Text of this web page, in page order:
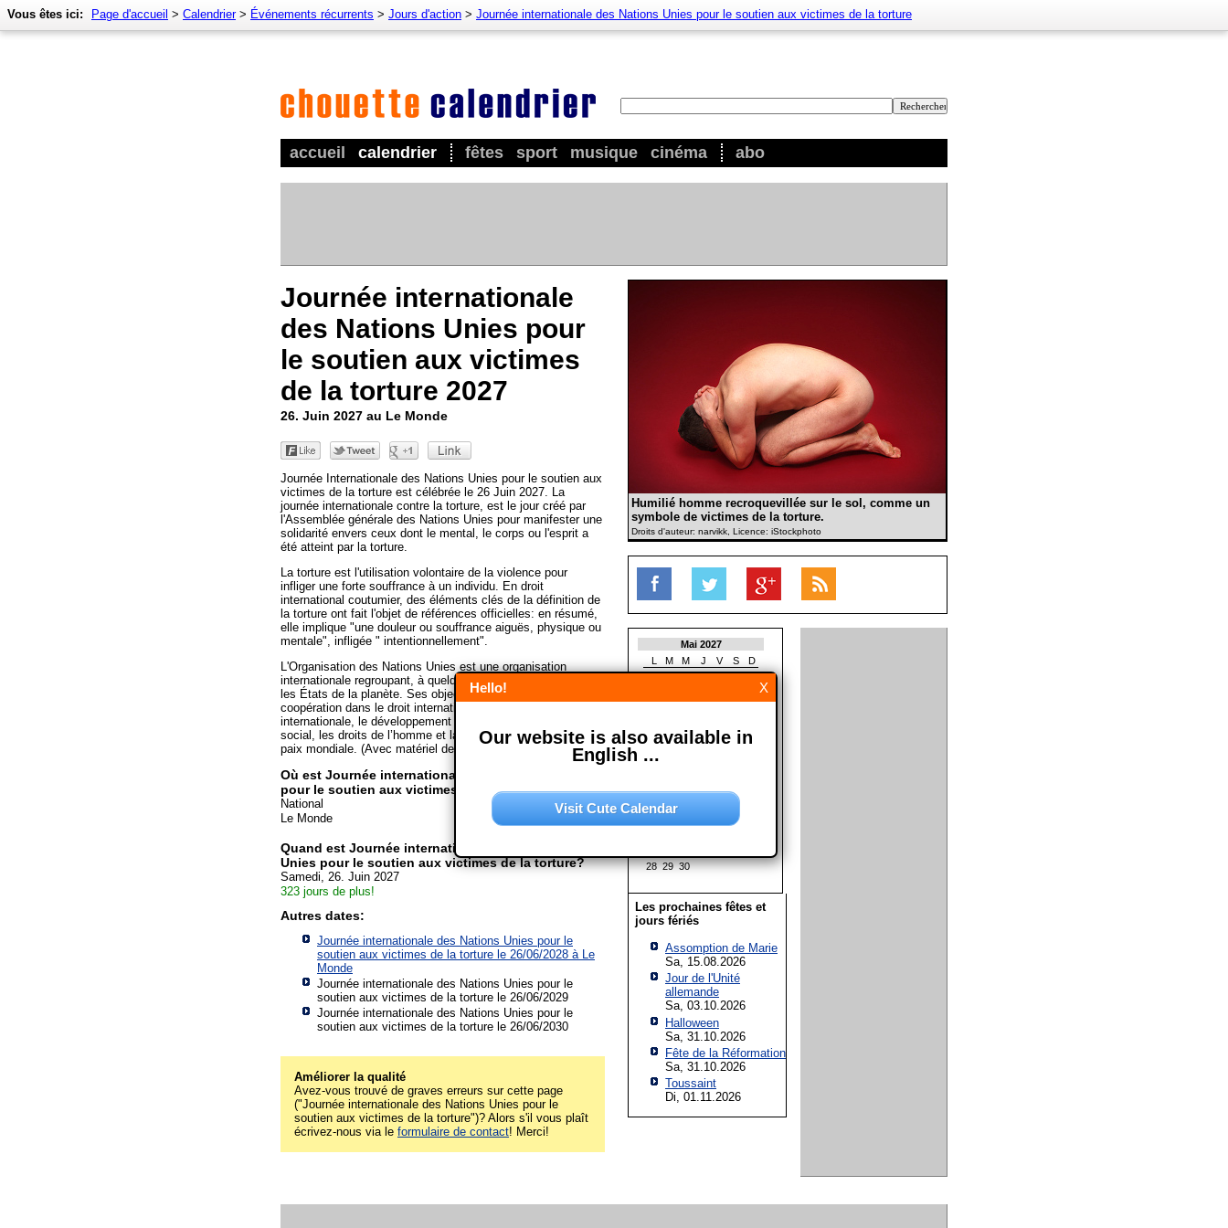
accueil calendrier fêtes sport musique cinéma abo
Vous êtes ici: Page d'accueil > Calendrier> Événements récurrents > Jours d'action > Journée internationale des Nations Unies pour le soutien aux victimes de la torture
Journée internationale
des Nations Unies pour
le soutien aux victimes
de la torture 2027
26. Juin 2027 au Le Monde
Journée Internationale des Nations Unies pour le soutien aux
victimes de la torture est célébrée le 26 Juin 2027. La
journée internationale contre la torture, est le jour créé par
l'Assemblée générale des Nations Unies pour manifester une
solidarité envers ceux dont le mental, le corps ou l'esprit a
été atteint par la torture.
La torture est l'utilisation volontaire de la violence pour
infliger une forte souffrance à un individu. En droit
international coutumier, des éléments clés de la définition de
la torture ont fait l'objet de références officielles: en résumé,
elle implique "une douleur ou souffrance aiguës, physique ou
mentale", infligée " intentionnellement".
L'Organisation des Nations Unies est une organisation
internationale regroupant, à quelques exceptions près, tous
les États de la planète. Ses objectifs sont de faciliter la
coopération dans le droit international, la sécurité
internationale, le développement économique, le progrès
social, les droits de l’homme et la réalisation à terme de la
paix mondiale. (Avec matériel de la Wikipedia)
Où est Journée internationale des Nations Unies
pour le soutien aux victimes de la torture?
National
Le Monde
Quand est Journée internationale des Nations
Unies pour le soutien aux victimes de la torture?
Samedi, 26. Juin 2027
323 jours de plus!
Autres dates:
Journée internationale des Nations Unies pour le
soutien aux victimes de la torture le 26/06/2028 à
Le
Monde
Journée internationale des Nations Unies pour le
soutien aux victimes de la torture le 26/06/2029
Journée internationale des Nations Unies pour le
soutien aux victimes de la torture le 26/06/2030
Améliorer la qualité
Avez-vous trouvé de graves erreurs sur cette page
("Journée internationale des Nations Unies pour le
soutien aux victimes de la torture")? Alors s'il vous plaît
écrivez-nous via le formulaire de contact! Merci!
Humilié homme recroquevillée sur le sol, comme un
symbole de victimes de la torture.
Droits d'auteur: narvikk, Licence: iStockphoto
Mai 2027
L
M M J V S
D
1
2
10 11 12 13 14 15 16
24 25 26 27 28 29 30
L
M M J V S
1
12
28 29 30
Les prochaines fêtes et
jours fériés
Assomption de Marie
Sa, 15.08.2026
Jour de l'Unité
allemande
Sa, 03.10.2026
Halloween
Sa, 31.10.2026
Fête de la Réformation
Sa, 31.10.2026
Toussaint
Di, 01.11.2026
X
Hello!
Our website is also available in
English ...
Visit Cute Calendar